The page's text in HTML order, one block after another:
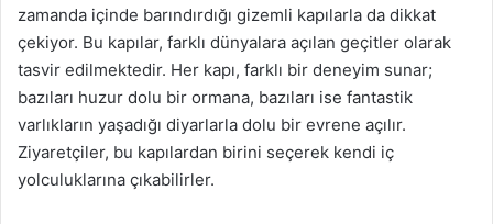
zamanda içinde barındırdığı gizemli kapılarla da dikkat
çekiyor. Bu kapılar, farklı dünyalara açılan geçitler olarak
tasvir edilmektedir. Her kapı, farklı bir deneyim sunar;
bazıları huzur dolu bir ormana, bazıları ise fantastik
varlıkların yaşadığı diyarlarla dolu bir evrene açılır.
Ziyaretçiler, bu kapılardan birini seçerek kendi iç
yolculuklarına çıkabilirler.